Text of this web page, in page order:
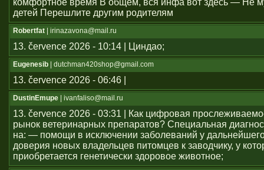
комфортное время В общем, вся инфа вот здесь — Не
детей Перешлите другим родителям
Robertfat | irinazavona@mail.ru
13. července 2026 - 10:14 | Циндао;
Eugenesib | dutchman420shop@gmail.com
13. července 2026 - 06:46 |
DustinEmupe | ivanfaliso@mail.ru
13. července 2026 - 03:31 | Как цифровая
рынок ветеринарных препаратов? Специальная
на: — помощи в исключении заболеваний у
доверия новых владельцев питомцев к заводчику, у
приобретается генетически здоровое животное;